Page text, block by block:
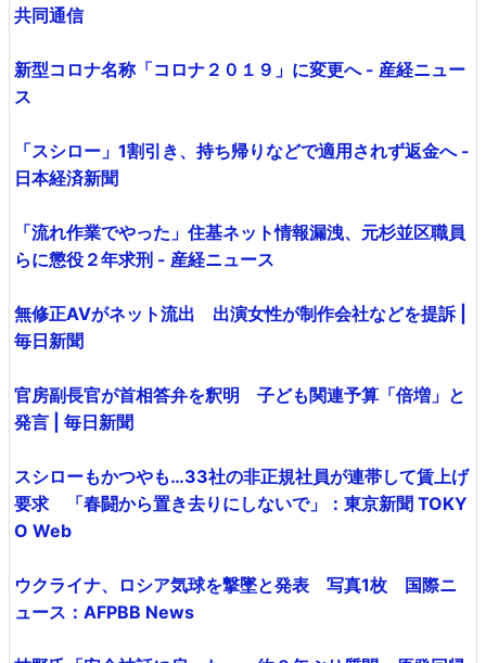
共同通信
新型コロナ名称「コロナ２０１９」に変更へ - 産経ニュー
ス
「スシロー」1割引き、持ち帰りなどで適用されず返金へ -
日本経済新聞
「流れ作業でやった」住基ネット情報漏洩、元杉並区職員
らに懲役２年求刑 - 産経ニュース
無修正AVがネット流出 出演女性が制作会社などを提訴 |
毎日新聞
官房副長官が首相答弁を釈明 子ども関連予算「倍増」と
発言 | 毎日新聞
スシローもかつやも…33社の非正規社員が連帯して賃上げ
要求 「春闘から置き去りにしないで」：東京新聞 TOKY
O Web
ウクライナ、ロシア気球を撃墜と発表 写真1枚 国際ニ
ュース：AFPBB News